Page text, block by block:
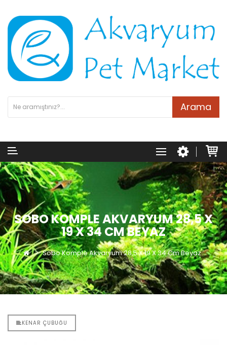
Arama
SOBO KOMPLE AKVARYUM 28,5 X
19 X 34 CM BEYAZ
Sobo Komple Akvaryum 28,5 X 19 X 34 Cm Beyaz
KENAR ÇUBUĞU